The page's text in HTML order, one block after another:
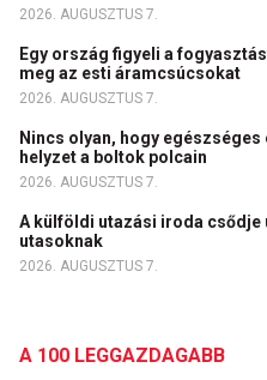
2026. AUGUSZTUS 7.
Egy ország figyeli a
meg az esti áramcsúcsokat
2026. AUGUSZTUS 7.
Nincs olyan, hogy
helyzet a boltok polcain
2026. AUGUSZTUS 7.
A külföldi utazási iroda csődje
utasoknak
2026. AUGUSZTUS 7.
A 100 LEGGAZDAGABB